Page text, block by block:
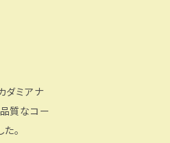
質なコー
た。